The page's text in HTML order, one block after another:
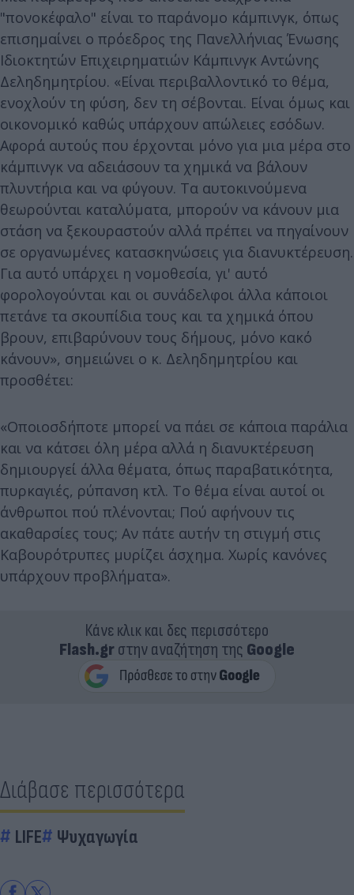
"πονοκέφαλο" είναι το παράνομο κάμπινγκ, όπως
επισημαίνει ο πρόεδρος της Πανελλήνιας Ένωσης
Ιδιοκτητών Επιχειρηματιών Κάμπινγκ Αντώνης
Δεληδημητρίου. «Είναι περιβαλλοντικό το θέμα,
ενοχλούν τη φύση, δεν τη σέβονται. Είναι όμως και
οικονομικό καθώς υπάρχουν απώλειες εσόδων.
Αφορά αυτούς που έρχονται μόνο για μια μέρα στο
κάμπινγκ να αδειάσουν τα χημικά να βάλουν
πλυντήρια και να φύγουν. Τα αυτοκινούμενα
θεωρούνται καταλύματα, μπορούν να κάνουν μια
στάση να ξεκουραστούν αλλά πρέπει να πηγαίνουν
σε οργανωμένες κατασκηνώσεις για διανυκτέρευση.
Για αυτό υπάρχει η νομοθεσία, γι' αυτό
φορολογούνται και οι συνάδελφοι άλλα κάποιοι
πετάνε τα σκουπίδια τους και τα χημικά όπου
βρουν, επιβαρύνουν τους δήμους, μόνο κακό
κάνουν», σημειώνει ο κ. Δεληδημητρίου και
προσθέτει:
«Οποιοσδήποτε μπορεί να πάει σε κάποια παράλια
και να κάτσει όλη μέρα αλλά η διανυκτέρευση
δημιουργεί άλλα θέματα, όπως παραβατικότητα,
πυρκαγιές, ρύπανση κτλ. Το θέμα είναι αυτοί οι
άνθρωποι πού πλένονται; Πού αφήνουν τις
ακαθαρσίες τους; Αν πάτε αυτήν τη στιγμή στις
Καβουρότρυπες μυρίζει άσχημα. Χωρίς κανόνες
υπάρχουν προβλήματα».
Κάνε κλικ και δες περισσότερο
Flash.grστην αναζήτηση της Google
Διάβασε περισσότερα
LIFE Ψυχαγωγία